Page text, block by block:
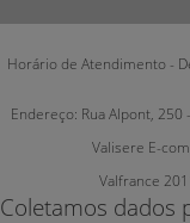
Horário de Atendimento -
Endereço: Rua Alpont, 250
Valisere E-
Valfrance
Coletamos dados